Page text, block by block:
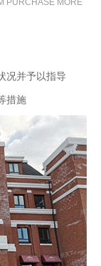
PURCHASE MORE
况并予以指导
措施